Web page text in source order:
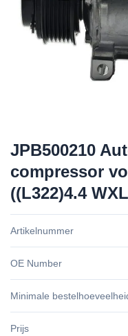
JPB500210
compressor
((L322)4.4
Artikelnummer
OE Number
Minimale
Prijs